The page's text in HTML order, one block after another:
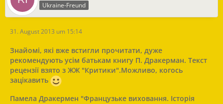
Ukraine-Freund
31. August 2013 um 15:14
Знайомі, які вже встигли прочитати, дуже
рекомендують усім батькам книгу П. Дракерман. Текст
рецензії взято з ЖЖ "Критики".Можливо, когось
зацікавить
Памела Дракермен "Французьке виховання. Історія